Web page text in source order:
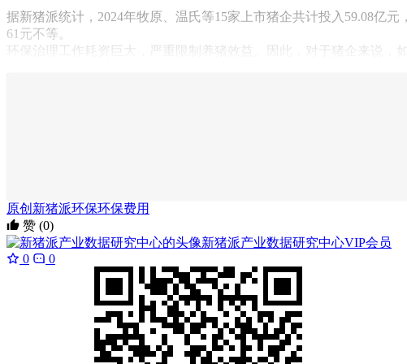
据新猪派统计，2024年牧原、温氏等15家上市猪企共计投入59.08亿
61元不等。
环保治理工作耗资巨大，严重限制养猪效益。因此，对于猪企来说，
原创 新猪派环保环保费用
赞 (0)
新猪派产业数据研究中心VIP会员
0
0